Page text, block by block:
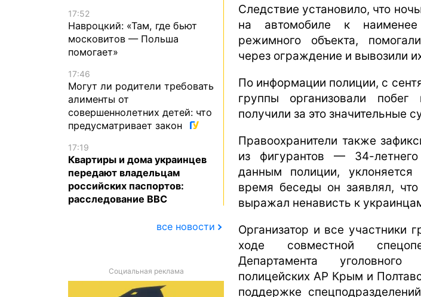
Следствие установило, что
на автомобиле к наименее
режимного объекта,
через ограждение и вывозили
По информации полиции, с
группы организовали
получили за это значительные
Правоохранители также
из фигурантов — 34-
данным полиции,
время беседы он заявлял,
выражал ненависть к
Организатор и все участники
ходе совместной
Департамента
полицейских АР Крым и
поддержке
17:52
Навроцкий: «Там, где бьют
московитов — Польша
помогает»
17:46
Могут ли родители требовать
алименты от
совершеннолетних детей: что
предусматривает закон
17:19
Квартиры и дома украинцев
передают владельцам
российских паспортов:
расследование BBC
все новости
Социальная реклама